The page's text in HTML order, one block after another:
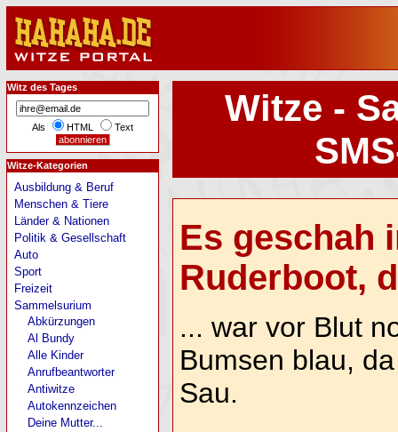
Witze -
Es geschah
Ruderboot,
... war vor Blut
Bumsen blau,
Sau.
Witz des Tages
Als HTML Text
Witze-Kategorien
Ausbildung & Beruf
Menschen & Tiere
Länder & Nationen
Politik & Gesellschaft
Auto
Sport
Freizeit
Sammelsurium
Abkürzungen
Al Bundy
Alle Kinder
Anrufbeantworter
Antiwitze
Autokennzeichen
Deine Mutter...